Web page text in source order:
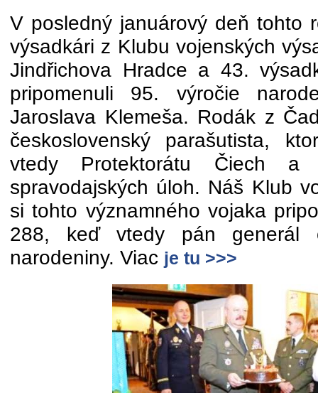
V posledný januárový deň tohto
výsadkári z Klubu vojenských
Jindřichova Hradce a 43.
pripomenuli 95. výročie
Jaroslava Klemeša. Rodák z
československý parašutista,
vtedy Protektorátu Čiech
spravodajských úloh. Náš Klub
si tohto významného vojaka
288, keď vtedy pán generál
narodeniny. Viac je tu >>>